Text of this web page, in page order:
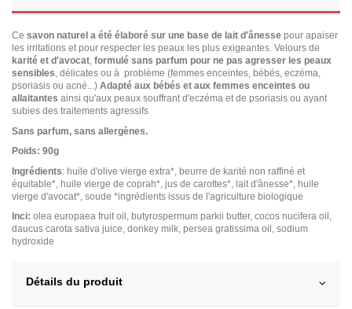
Ce savon naturel a été élaboré sur une base de lait d'ânesse pour apaiser
les irritations et pour respecter les peaux les plus exigeantes. Velours de
karité et d'avocat, formulé sans parfum pour ne pas agresser les peaux
sensibles, délicates ou à problème (femmes enceintes, bébés, eczéma,
psoriasis ou acné...) Adapté aux bébés et aux femmes enceintes ou
allaitantes ainsi qu'aux peaux souffrant d'eczéma et de psoriasis ou ayant
subies des traitements agressifs
Sans parfum, sans allergènes.
Poids: 90g
Ingrédients: huile d'olive vierge extra*, beurre de karité non raffiné et
équitable*, huile vierge de coprah*, jus de carottes*, lait d'ânesse*, huile
vierge d'avocat*, soude *ingrédients issus de l'agriculture biologique
Inci: olea europaea fruit oil, butyrospermum parkii butter, cocos nucifera oil,
daucus carota sativa juice, donkey milk, persea gratissima oil, sodium
hydroxide
Détails du produit